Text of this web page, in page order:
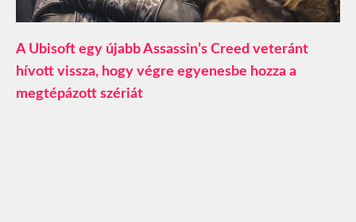
A Ubisoft egy újabb Assassin’s Creed veteránt
hívott vissza, hogy végre egyenesbe hozza a
megtépázott szériát